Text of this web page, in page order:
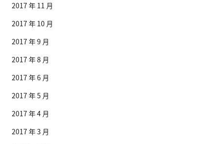
2017 年 11 月
2017 年 10 月
2017 年 9 月
2017 年 8 月
2017 年 6 月
2017 年 5 月
2017 年 4 月
2017 年 3 月